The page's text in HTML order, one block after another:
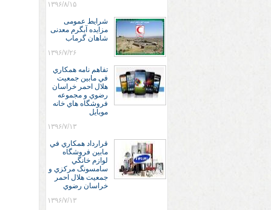
۱۳۹۶/۸/۱۵
شرایط عمومی
مزایده آبگرم معدنی
شاهان گرماب
۱۳۹۶/۷/۲۶
تفاهم نامه همكاري
في مابين جمعيت
هلال احمر خراسان
رضوي و مجموعه
فروشگاه هاي خانه
موبايل
۱۳۹۶/۷/۱۳
قرارداد همكاري في
مابين فروشگاه
لوازم خانگي
سامسونگ مركزي و
جمعيت هلال احمر
خراسان رضوي
۱۳۹۶/۷/۱۳